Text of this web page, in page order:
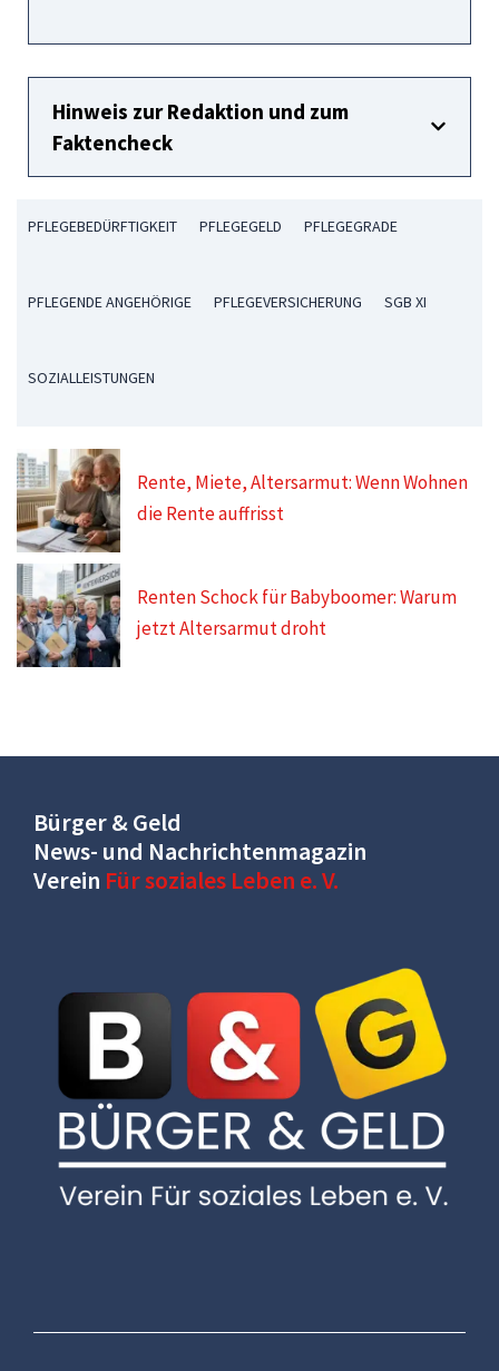
Hinweis zur Redaktion und zum
Faktencheck
PFLEGEBEDÜRFTIGKEIT PFLEGEGELD PFLEGEGRADE
PFLEGENDE ANGEHÖRIGE PFLEGEVERSICHERUNG SGB XI
SOZIALLEISTUNGEN
Rente, Miete, Altersarmut: Wenn Wohnen
die Rente auffrisst
Renten Schock für Babyboomer: Warum
jetzt Altersarmut droht
Bürger & Geld
News- und Nachrichtenmagazin
Verein Für soziales Leben e. V.